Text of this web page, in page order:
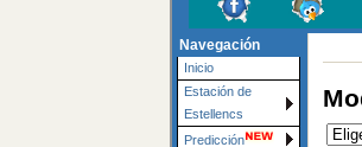
Navegación
Inicio
Estación de
Estellencs
Predicción